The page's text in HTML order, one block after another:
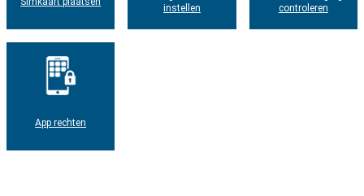
instellen
controleren
App rechten